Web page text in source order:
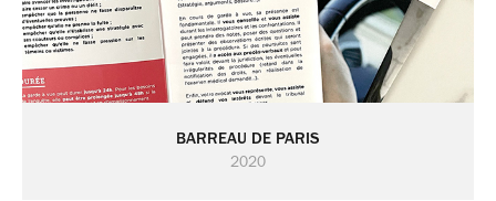
BARREAU DE PARIS
2020